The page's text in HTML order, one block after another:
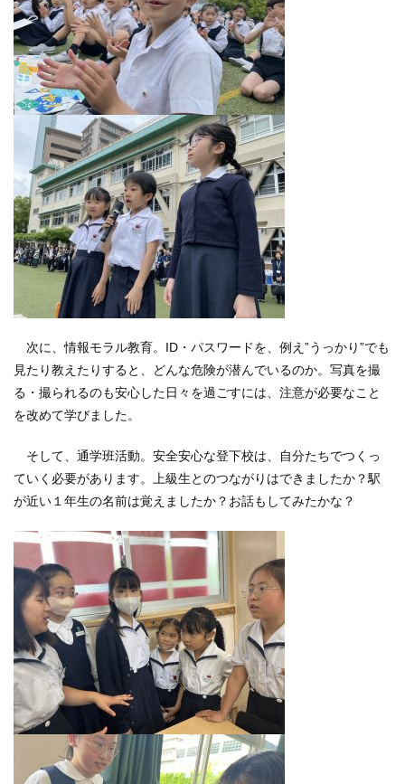
次に、情報モラル教育。ID・パスワードを、例え”うっかり”でも
見たり教えたりすると、どんな危険が潜んでいるのか。写真を撮
る・撮られるのも安心した日々を過ごすには、注意が必要なこと
を改めて学びました。
そして、通学班活動。安全安心な登下校は、自分たちでつくっ
ていく必要があります。上級生とのつながりはできましたか？駅
が近い１年生の名前は覚えましたか？お話もしてみたかな？